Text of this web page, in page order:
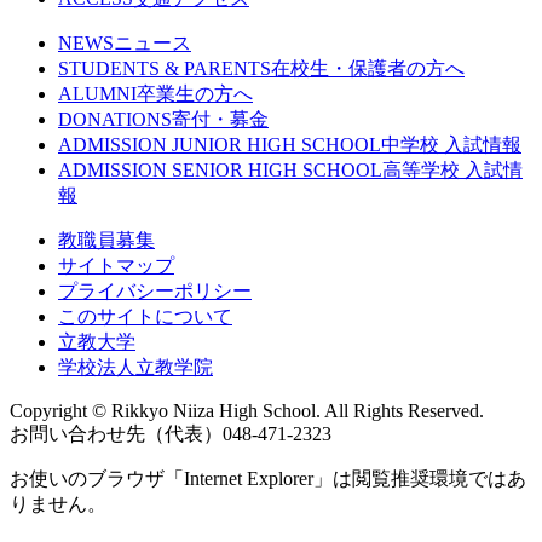
NEWSニュース
STUDENTS & PARENTS在校生・保護者の方へ
ALUMNI卒業生の方へ
DONATIONS寄付・募金
ADMISSION JUNIOR HIGH SCHOOL中学校 入試情報
ADMISSION SENIOR HIGH SCHOOL高等学校 入試情
報
教職員募集
サイトマップ
プライバシーポリシー
このサイトについて
立教大学
学校法人立教学院
Copyright © Rikkyo Niiza High School. All Rights Reserved.
お問い合わせ先（代表）048-471-2323
お使いのブラウザ「Internet Explorer」は閲覧推奨環境ではあ
りません。